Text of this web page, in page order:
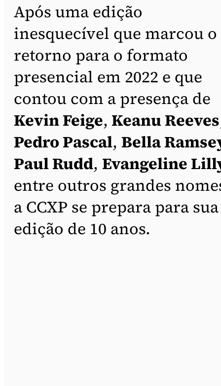
Após uma edição
inesquecível que marcou o
retorno para o formato
presencial em 2022 e que
contou com a presença de
Kevin Feige, Keanu Reeves
Pedro Pascal, Bella
Paul Rudd, Evangeline
entre outros grandes
a CCXP se prepara para sua
edição de 10 anos.